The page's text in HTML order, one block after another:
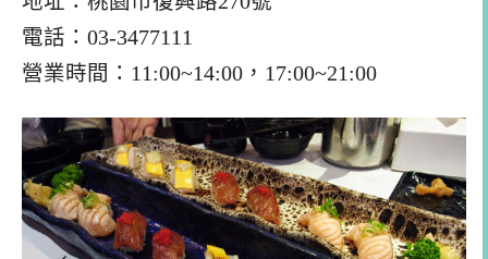
電話：03-3477111
營業時間：11:00~14:00，17:00~21:00